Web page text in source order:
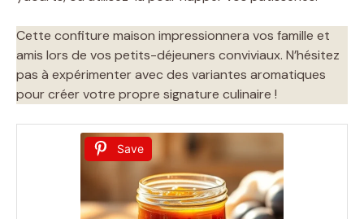
Cette confiture maison impressionnera vos famille et
amis lors de vos petits-déjeuners conviviaux. N’hésitez
pas à expérimenter avec des variantes aromatiques
pour créer votre propre signature culinaire !
Save